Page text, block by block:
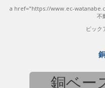
a href="https://www.ec-
不
ピック
銅ベー